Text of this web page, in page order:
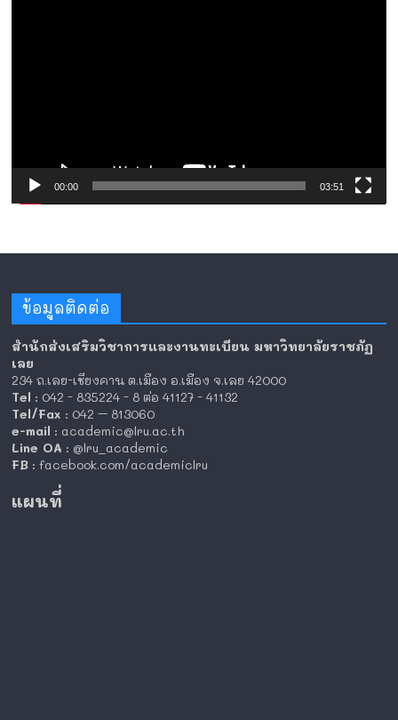
00:00 03:51
ข้อมูลติดต่อ
สำนักส่งเสริมวิชาการและงานทะเบียน มหาวิทยาลัยราชภัฏ
เลย
234 ถ.เลย-เชียงคาน ต.เมือง อ.เมือง จ.เลย 42000
Tel : 042 - 835224 - 8 ต่อ 41127 - 41132
Tel/Fax : 042 – 813060
e-mail : academic@lru.ac.th
Line OA : @lru_academic
FB : facebook.com/academiclru
แผนที่